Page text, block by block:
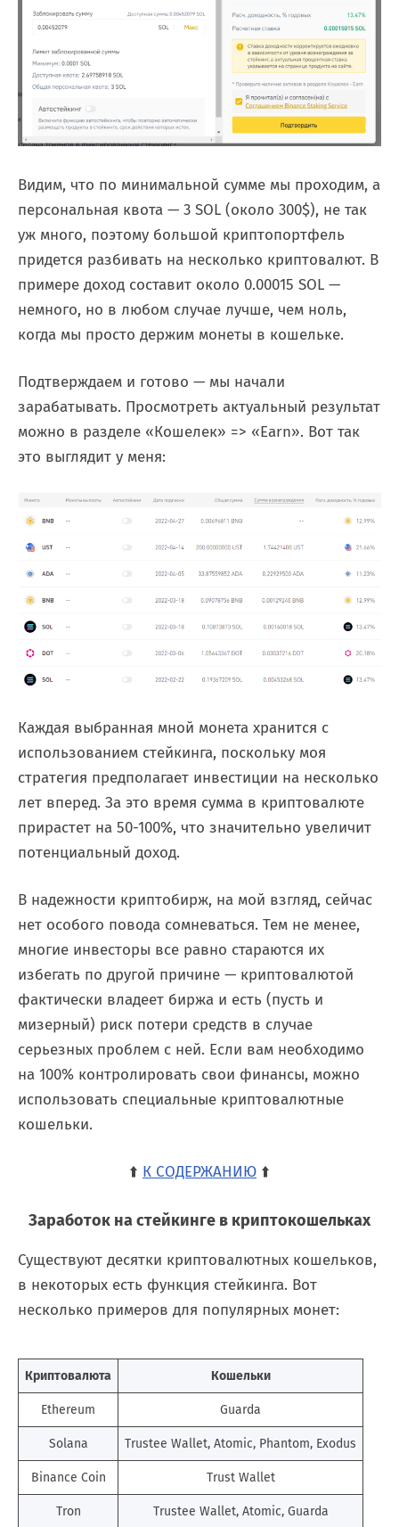
Видим, что по минимальной сумме мы проходим, а
персональная квота — 3 SOL (около 300$), не так
уж много, поэтому большой криптопортфель
придется разбивать на несколько криптовалют. В
примере доход составит около 0.00015 SOL —
немного, но в любом случае лучше, чем ноль,
когда мы просто держим монеты в кошельке.
Подтверждаем и готово — мы начали
зарабатывать. Просмотреть актуальный результат
можно в разделе «Кошелек» => «Earn». Вот так
это выглядит у меня:
Каждая выбранная мной монета хранится с
использованием стейкинга, поскольку моя
стратегия предполагает инвестиции на несколько
лет вперед. За это время сумма в криптовалюте
прирастет на 50-100%, что значительно увеличит
потенциальный доход.
В надежности криптобирж, на мой взгляд, сейчас
нет особого повода сомневаться. Тем не менее,
многие инвесторы все равно стараются их
избегать по другой причине — криптовалютой
фактически владеет биржа и есть (пусть и
мизерный) риск потери средств в случае
серьезных проблем с ней. Если вам необходимо
на 100% контролировать свои финансы, можно
использовать специальные криптовалютные
кошельки.
⬆️ К СОДЕРЖАНИЮ ⬆️
Заработок на стейкинге в криптокошельках
Существуют десятки криптовалютных кошельков,
в некоторых есть функция стейкинга. Вот
несколько примеров для популярных монет:
Криптовалюта Кошельки
Ethereum Guarda
Solana Trustee Wallet, Atomic, Phantom, Exodus
Binance Coin Trust Wallet
Tron Trustee Wallet, Atomic, Guarda